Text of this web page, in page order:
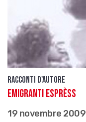
Racconti d'autore
Emigranti Esprèss
19 novembre 2009